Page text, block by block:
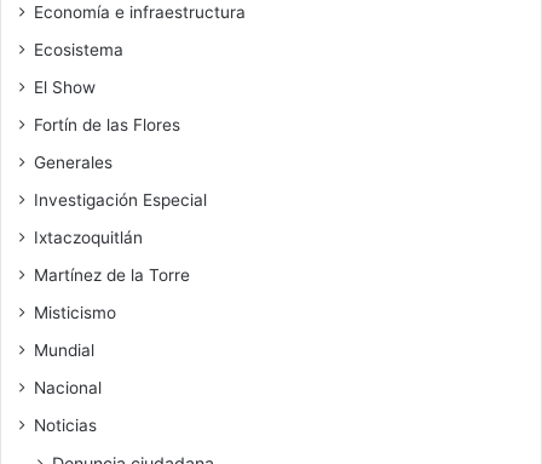
Economía e infraestructura
Ecosistema
El Show
Fortín de las Flores
Generales
Investigación Especial
Ixtaczoquitlán
Martínez de la Torre
Misticismo
Mundial
Nacional
Noticias